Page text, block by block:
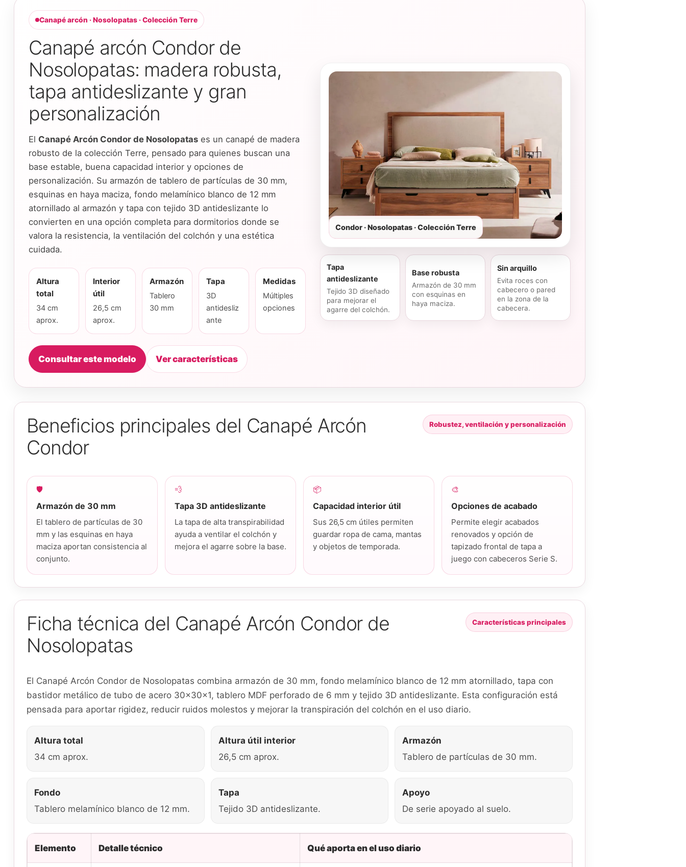
Canapé arcón · Nosolopatas · Colección Terre
Canapé arcón Condor de
Nosolopatas: madera robusta,
tapa antideslizante y gran
personalización
El Canapé Arcón Condor de Nosolopatas es un canapé de madera
robusto de la colección Terre, pensado para quienes buscan una
base estable, buena capacidad interior y opciones de
personalización. Su armazón de tablero de partículas de 30 mm,
esquinas en haya maciza, fondo melamínico blanco de 12 mm
atornillado al armazón y tapa con tejido 3D antideslizante lo
convierten en una opción completa para dormitorios donde se
valora la resistencia, la ventilación del colchón y una estética
cuidada.
Altura
total
34 cm
aprox.
Interior
útil
26,5 cm
aprox.
Armazón
Tablero
30 mm
Tapa
3D
antidesliz
ante
Medidas
Múltiples
opciones
Consultar este modelo Ver características
Condor · Nosolopatas · Colección Terre
Tapa
antideslizante
Tejido 3D diseñado
para mejorar el
agarre del colchón.
Base robusta
Armazón de 30 mm
con esquinas en
haya maciza.
Sin arquillo
Evita roces con
cabecero o pared
en la zona de la
cabecera.
Beneficios principales del Canapé Arcón
Condor
Robustez, ventilación y personalización
🛡️
Armazón de 30 mm
El tablero de partículas de 30
mm y las esquinas en haya
maciza aportan consistencia al
conjunto.
💨
Tapa 3D antideslizante
La tapa de alta transpirabilidad
ayuda a ventilar el colchón y
mejora el agarre sobre la base.
📦
Capacidad interior útil
Sus 26,5 cm útiles permiten
guardar ropa de cama, mantas
y objetos de temporada.
🎨
Opciones de acabado
Permite elegir acabados
renovados y opción de
tapizado frontal de tapa a
juego con cabeceros Serie S.
Ficha técnica del Canapé Arcón Condor de
Nosolopatas
Características principales
El Canapé Arcón Condor de Nosolopatas combina armazón de 30 mm, fondo melamínico blanco de 12 mm atornillado, tapa con
bastidor metálico de tubo de acero 30x30x1, tablero MDF perforado de 6 mm y tejido 3D antideslizante. Esta configuración está
pensada para aportar rigidez, reducir ruidos molestos y mejorar la transpiración del colchón en el uso diario.
Altura total
34 cm aprox.
Altura útil interior
26,5 cm aprox.
Armazón
Tablero de partículas de 30 mm.
Fondo
Tablero melamínico blanco de 12 mm.
Tapa
Tejido 3D antideslizante.
Apoyo
De serie apoyado al suelo.
Elemento Detalle técnico Qué aporta en el uso diario